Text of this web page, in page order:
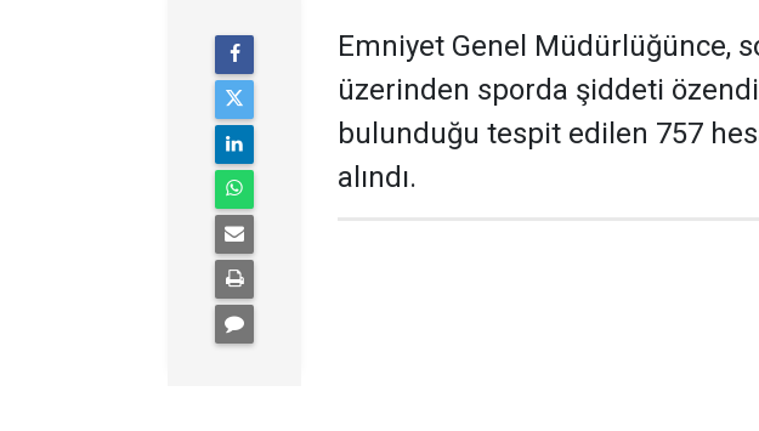
Emniyet Genel Müdürlüğünce,
üzerinden sporda şiddeti
bulunduğu tespit edilen 757
alındı.